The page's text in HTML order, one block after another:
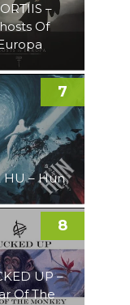
–
Of
HU – Hun
7
UP –
Of The
8